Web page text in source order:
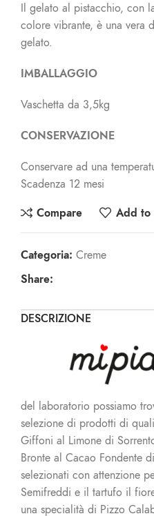
Il gelato al pistacchio, con
colore vibrante, è una vera
gelato.
IMBALLAGGIO
Vaschetta da 3,5kg
CONSERVAZIONE
Conservare ad una
Scadenza 12 mesi
Compare
Add to
Categoria: Creme
Share:
DESCRIZIONE
del laboratorio possiamo
selezione di prodotti di
Giffoni al Limone di
Bronte al Cacao Fondente
selezionati con attenzione
Semifreddi e il tartufo il
una specialità di Pizzo